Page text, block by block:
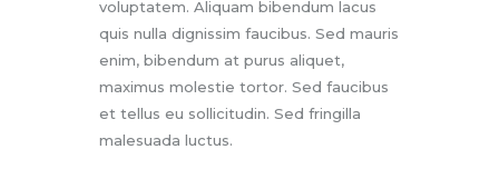
voluptatem. Aliquam bibendum lacus
quis nulla dignissim faucibus. Sed mauris
enim, bibendum at purus aliquet,
maximus molestie tortor. Sed faucibus
et tellus eu sollicitudin. Sed fringilla
malesuada luctus.